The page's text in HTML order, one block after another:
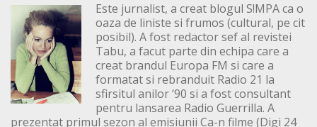
Este jurnalist, a creat blogul S!MPA ca o
oaza de liniste si frumos (cultural, pe cit
posibil). A fost redactor sef al revistei
Tabu, a facut parte din echipa care a
creat brandul Europa FM si care a
formatat si rebranduit Radio 21 la
sfirsitul anilor ‘90 si a fost consultant
pentru lansarea Radio Guerrilla. A
prezentat primul sezon al emisiunii Ca-n filme (Digi 24